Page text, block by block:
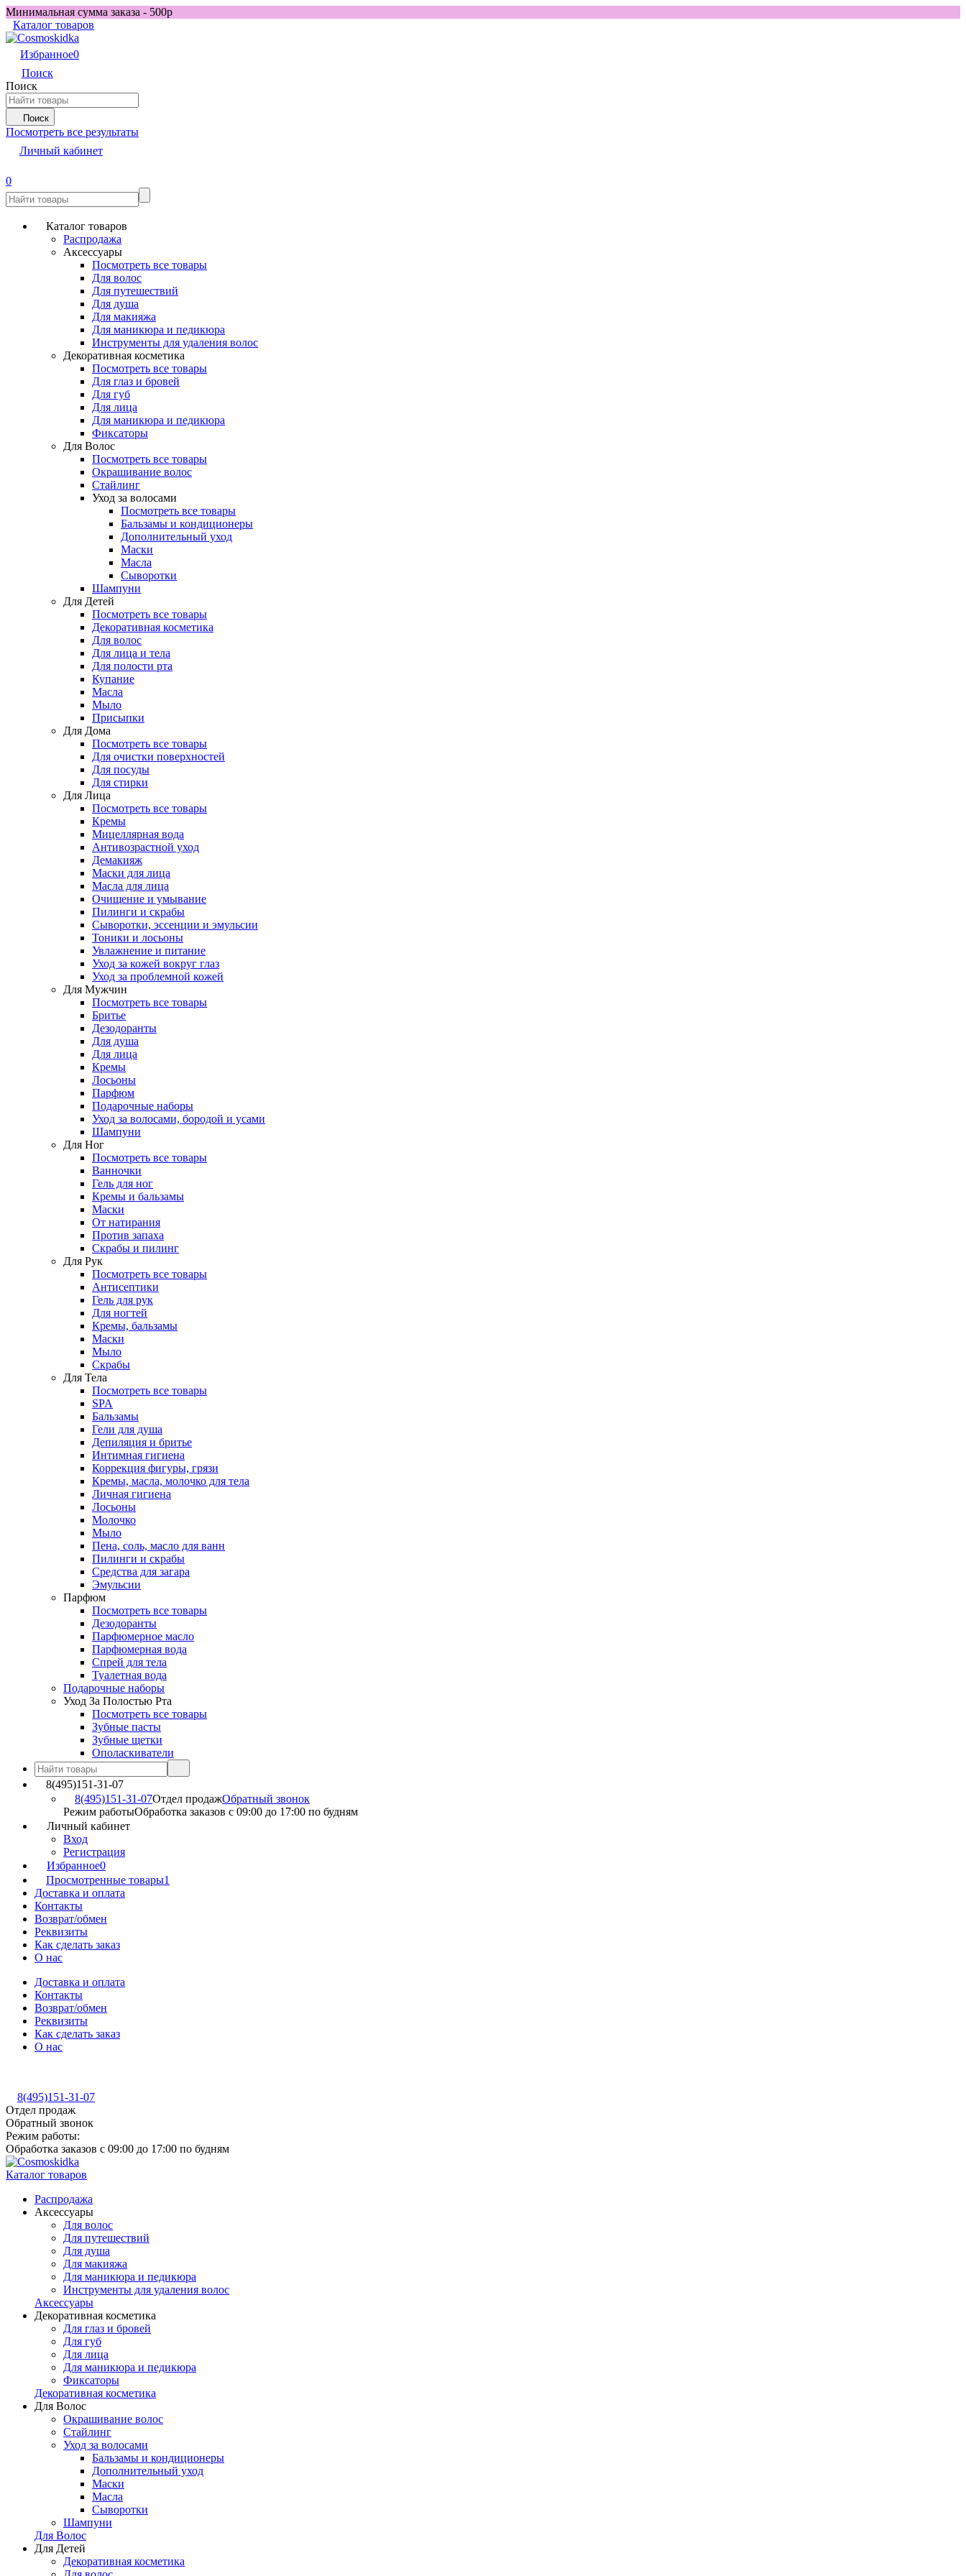
Минимальная сумма заказа - 500р
Каталог товаров
Избранное0
Поиск
Поиск
Поиск
Посмотреть все результаты
Личный кабинет
0
Каталог товаров
Распродажа
Аксессуары
Посмотреть все товары
Для волос
Для путешествий
Для душа
Для макияжа
Для маникюра и педикюра
Инструменты для удаления волос
Декоративная косметика
Посмотреть все товары
Для глаз и бровей
Для губ
Для лица
Для маникюра и педикюра
Фиксаторы
Для Волос
Посмотреть все товары
Окрашивание волос
Стайлинг
Уход за волосами
Посмотреть все товары
Бальзамы и кондиционеры
Дополнительный уход
Маски
Масла
Сыворотки
Шампуни
Для Детей
Посмотреть все товары
Декоративная косметика
Для волос
Для лица и тела
Для полости рта
Купание
Масла
Мыло
Присыпки
Для Дома
Посмотреть все товары
Для очистки поверхностей
Для посуды
Для стирки
Для Лица
Посмотреть все товары
Кремы
Мицеллярная вода
Антивозрастной уход
Демакияж
Маски для лица
Масла для лица
Очищение и умывание
Пилинги и скрабы
Сыворотки, эссенции и эмульсии
Тоники и лосьоны
Увлажнение и питание
Уход за кожей вокруг глаз
Уход за проблемной кожей
Для Мужчин
Посмотреть все товары
Бритье
Дезодоранты
Для душа
Для лица
Кремы
Лосьоны
Парфюм
Подарочные наборы
Уход за волосами, бородой и усами
Шампуни
Для Ног
Посмотреть все товары
Ванночки
Гель для ног
Кремы и бальзамы
Маски
От натирания
Против запаха
Скрабы и пилинг
Для Рук
Посмотреть все товары
Антисептики
Гель для рук
Для ногтей
Кремы, бальзамы
Маски
Мыло
Скрабы
Для Тела
Посмотреть все товары
SPA
Бальзамы
Гели для душа
Депиляция и бритье
Интимная гигиена
Коррекция фигуры, грязи
Кремы, масла, молочко для тела
Личная гигиена
Лосьоны
Молочко
Мыло
Пена, соль, масло для ванн
Пилинги и скрабы
Средства для загара
Эмульсии
Парфюм
Посмотреть все товары
Дезодоранты
Парфюмерное масло
Парфюмерная вода
Спрей для тела
Туалетная вода
Подарочные наборы
Уход За Полостью Рта
Посмотреть все товары
Зубные пасты
Зубные щетки
Ополаскиватели
8(495)151-31-07
8(495)151-31-07Отдел продажОбратный звонок
Режим работыОбработка заказов с 09:00 до 17:00 по будням
Личный кабинет
Вход
Регистрация
Избранное0
Просмотренные товары1
Доставка и оплата
Контакты
Возврат/обмен
Реквизиты
Как сделать заказ
О нас
Доставка и оплата
Контакты
Возврат/обмен
Реквизиты
Как сделать заказ
О нас
8(495)151-31-07
Отдел продаж
Обратный звонок
Режим работы:
Обработка заказов с 09:00 до 17:00 по будням
Каталог товаров
Распродажа
Аксессуары
Для волос
Для путешествий
Для душа
Для макияжа
Для маникюра и педикюра
Инструменты для удаления волос
Аксессуары
Декоративная косметика
Для глаз и бровей
Для губ
Для лица
Для маникюра и педикюра
Фиксаторы
Декоративная косметика
Для Волос
Окрашивание волос
Стайлинг
Уход за волосами
Бальзамы и кондиционеры
Дополнительный уход
Маски
Масла
Сыворотки
Шампуни
Для Волос
Для Детей
Декоративная косметика